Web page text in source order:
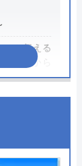
」と伝える
料金から